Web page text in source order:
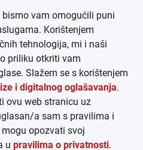
(PDF)
vam omogućili puni
Korištenjem
tehnologija, mi i naši
priliku otkriti vam
Slažem se s korištenjem
i digitalnog oglašavanja.
ovu web stranicu uz
a sam s pravilima i
mogu opozvati svoj
u pravilima o privatnosti.